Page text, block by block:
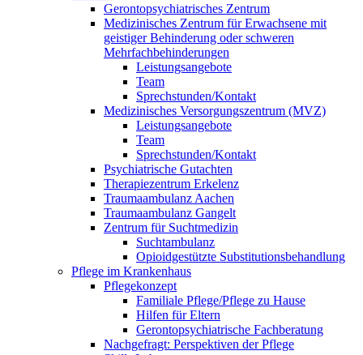
Gerontopsychiatrisches Zentrum
Medizinisches Zentrum für Erwachsene mit
geistiger Behinderung oder schweren
Mehrfachbehinderungen
Leistungsangebote
Team
Sprechstunden/Kontakt
Medizinisches Versorgungszentrum (MVZ)
Leistungsangebote
Team
Sprechstunden/Kontakt
Psychiatrische Gutachten
Therapiezentrum Erkelenz
Traumaambulanz Aachen
Traumaambulanz Gangelt
Zentrum für Suchtmedizin
Suchtambulanz
Opioidgestützte Substitutionsbehandlung
Pflege im Krankenhaus
Pflegekonzept
Familiale Pflege/Pflege zu Hause
Hilfen für Eltern
Gerontopsychiatrische Fachberatung
Nachgefragt: Perspektiven der Pflege